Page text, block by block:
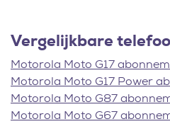
Vergelijkbare
Motorola Moto G17
Motorola Moto G17 Power
Motorola Moto G87
Motorola Moto G67